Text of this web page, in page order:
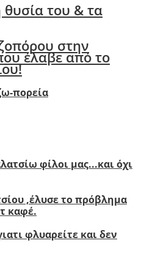
θυσία του & τα
στην
έλαβε από το
πορεία
φίλοι μας...και όχι
,έλυσε το πρόβλημα
καφέ.
φλυαρείτε και δεν